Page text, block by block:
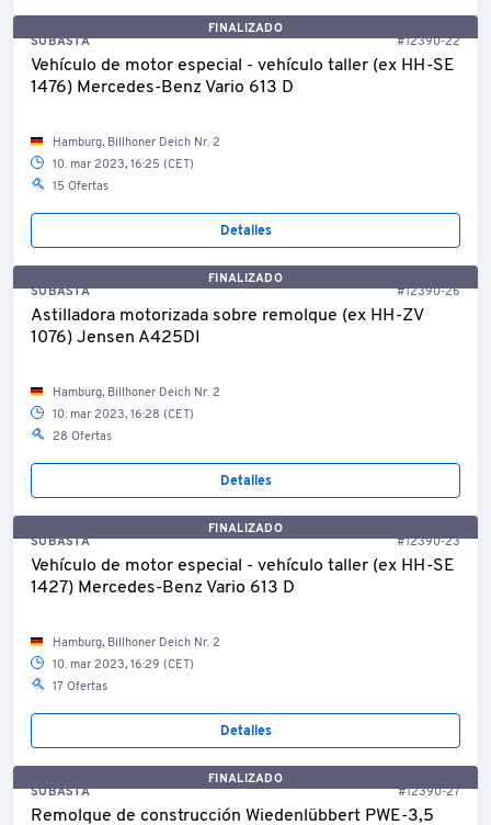
FINALIZADO
SUBASTA
#12390-22
Vehículo de motor especial - vehículo taller (ex HH-SE
1476) Mercedes-Benz Vario 613 D
Hamburg, Billhoner Deich Nr. 2
10. mar 2023, 16:25 (CET)
15 Ofertas
Detalles
FINALIZADO
SUBASTA
#12390-26
Astilladora motorizada sobre remolque (ex HH-ZV
1076) Jensen A425DI
Hamburg, Billhoner Deich Nr. 2
10. mar 2023, 16:28 (CET)
28 Ofertas
Detalles
FINALIZADO
SUBASTA
#12390-23
Vehículo de motor especial - vehículo taller (ex HH-SE
1427) Mercedes-Benz Vario 613 D
Hamburg, Billhoner Deich Nr. 2
10. mar 2023, 16:29 (CET)
17 Ofertas
Detalles
FINALIZADO
SUBASTA
#12390-27
Remolque de construcción Wiedenlübbert PWE-3,5